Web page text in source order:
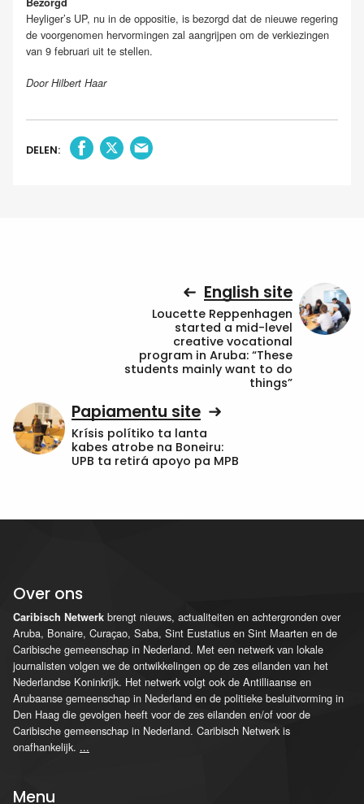
Heyliger’s UP, nu in de oppositie, is bezorgd dat de nieuwe regering
de voorgenomen hervormingen zal aangrijpen om de verkiezingen
van 9 februari uit te stellen.
Door Hilbert Haar
DELEN:
English site
Loucette Reppenhagen
started a mid-level
creative vocational
program in Aruba: “These
students mainly want to do
things”
Papiamentu site
Krísis polítiko ta lanta
kabes atrobe na Boneiru:
UPB ta retirá apoyo pa MPB
Over ons
Caribisch Netwerk brengt nieuws, actualiteiten en achtergronden over
Aruba, Bonaire, Curaçao, Saba, Sint Eustatius en Sint Maarten en de
Caribische gemeenschap in Nederland. Met een netwerk van lokale
journalisten volgen we de ontwikkelingen op de zes eilanden van het
Nederlandse Koninkrijk. Het netwerk volgt ook de Antilliaanse en
Arubaanse gemeenschap in Nederland en de politieke besluitvorming in
Den Haag die gevolgen heeft voor de zes eilanden en/of voor de
Caribische gemeenschap in Nederland. Caribisch Netwerk is
onafhankelijk. ...
Menu